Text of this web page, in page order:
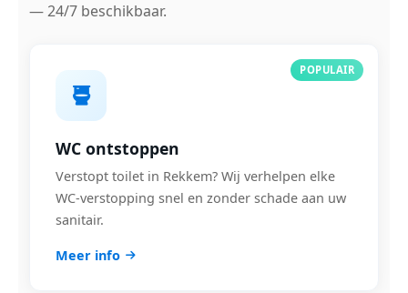
— 24/7 beschikbaar.
POPULAIR
WC ontstoppen
Verstopt toilet in Rekkem? Wij verhelpen elke
WC-verstopping snel en zonder schade aan uw
sanitair.
Meer info